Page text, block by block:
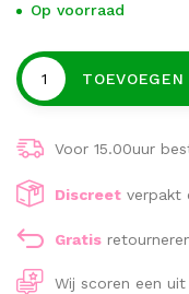
Op voorraad
Voor 15.00uur
Discreet verpakt
Gratis
Wij scoren een uit